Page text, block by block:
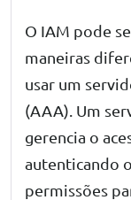
O IAM pode
maneiras
usar um
(AAA). Um
gerencia o
autenticando
permissões